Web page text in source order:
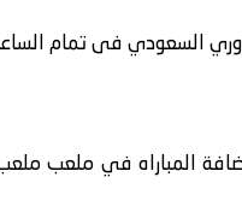
المباراه في ملعب